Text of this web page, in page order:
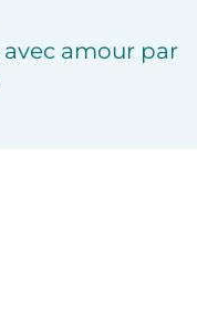
amour par